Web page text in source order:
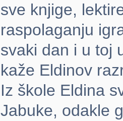
sve knjige,
raspolaganju
svaki dan i u toj
kaže Eldinov
Iz škole Eldina
Jabuke, odakle